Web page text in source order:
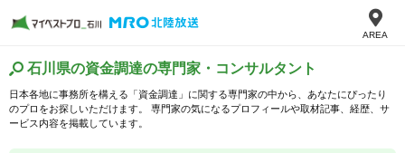
AREA
石川県の資金調達の専門家・コンサルタント
日本各地に事務所を構える「資金調達」に関する専門家の中から、あなたにぴったり
のプロをお探しいただけます。 専門家の気になるプロフィールや取材記事、経歴、サ
ービス内容を掲載しています。